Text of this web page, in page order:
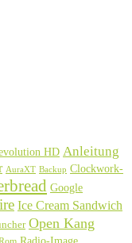
HD Anleitung
AuraXT Backup Clockwork-
Google
Ice Cream Sandwich
Open Kang